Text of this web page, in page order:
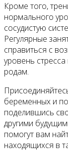
Кроме того,
нормального
сосудистую
Регулярные
справиться с
уровень
родам.
беременных и
поделившись
другими
помогут вам
находящихся в